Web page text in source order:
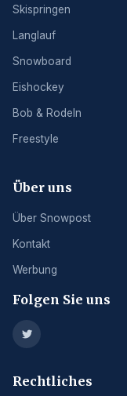
Skispringen
Langlauf
Snowboard
Eishockey
Bob & Rodeln
Freestyle
Über uns
Über Snowpost
Kontakt
Werbung
Folgen Sie uns
Rechtliches